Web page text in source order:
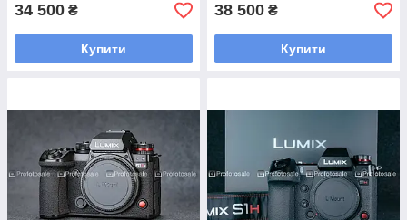
34 500 ₴
Купити
38 500 ₴
Купити